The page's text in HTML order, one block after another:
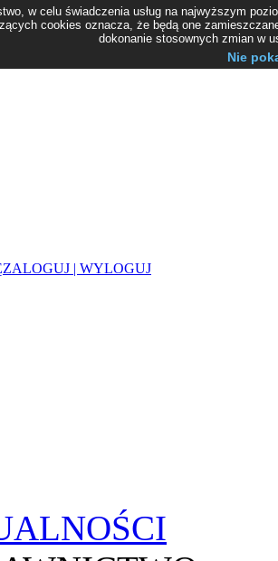
w celu świadczenia usług na najwyższym
cookies oznacza, że będą one
dokonanie stosownych zmian w
Nie
ZALOGUJ | WYLOGUJ